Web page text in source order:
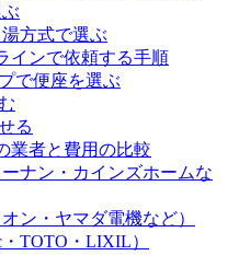
方式で選ぶ
インで依頼する手順
で便座を選ぶ
る
業者と費用の比較
ナン・カインズホームな
ン・ヤマダ電機など）
・TOTO・LIXIL）